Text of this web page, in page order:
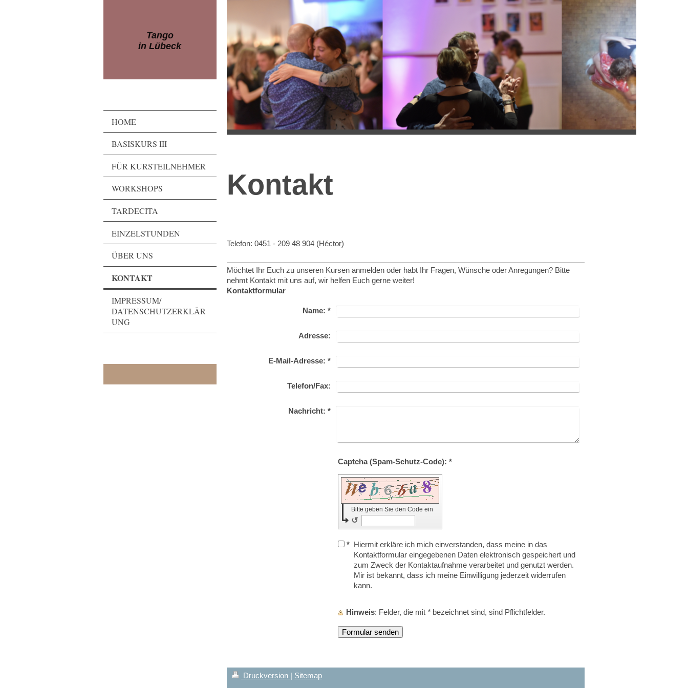
Tango
in Lübeck
HOME
BASISKURS III
FÜR KURSTEILNEHMER
WORKSHOPS
TARDECITA
EINZELSTUNDEN
ÜBER UNS
KONTAKT
IMPRESSUM/
DATENSCHUTZERKLÄR
UNG
Kontakt
Telefon: 0451 - 209 48 904 (Héctor)
Möchtet Ihr Euch zu unseren Kursen anmelden oder habt Ihr Fragen, Wünsche oder Anregungen? Bitte
nehmt Kontakt mit uns auf, wir helfen Euch gerne weiter!
Kontaktformular
Name: *
Adresse:
E-Mail-Adresse: *
Telefon/Fax:
Nachricht: *
Captcha (Spam-Schutz-Code): *
Bitte geben Sie den Code ein
↺
* Hiermit erkläre ich mich einverstanden, dass meine in das
Kontaktformular eingegebenen Daten elektronisch gespeichert und
zum Zweck der Kontaktaufnahme verarbeitet und genutzt werden.
Mir ist bekannt, dass ich meine Einwilligung jederzeit widerrufen
kann.
Hinweis : Felder, die mit *bezeichnet sind, sind Pflichtfelder.
Druckversion | Sitemap